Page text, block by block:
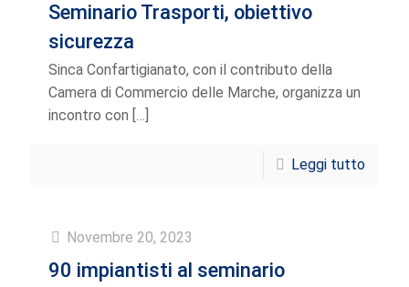
Seminario Trasporti, obiettivo
sicurezza
Sinca Confartigianato, con il contributo della
Camera di Commercio delle Marche, organizza un
incontro con […]
Leggi tutto
Novembre 20, 2023
90 impiantisti al seminario